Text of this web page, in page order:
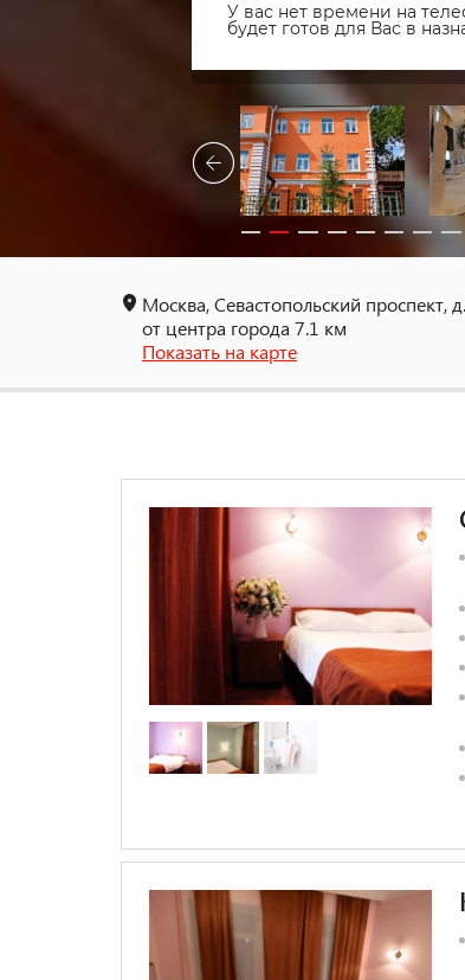
У вас нет времени на
будет готов для Вас в
Москва, Севастопольский проспект,
от центра города 7.1 км
Показать на карте